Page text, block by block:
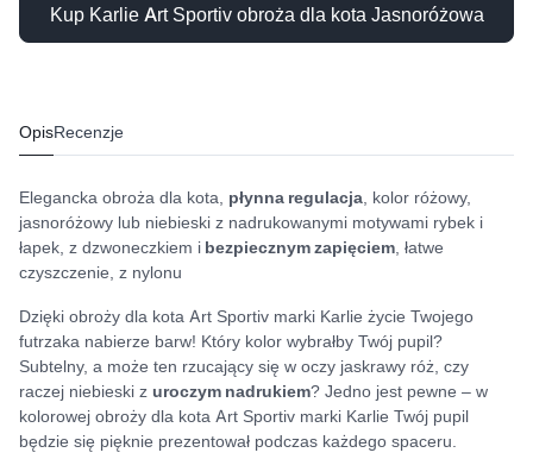
Kup Karlie Art Sportiv obroża dla kota Jasnoróżowa
OpisRecenzje
Elegancka obroża dla kota, płynna regulacja , kolor różowy,
jasnoróżowy lub niebieski z nadrukowanymi motywami rybek i
łapek, z dzwoneczkiem i bezpiecznym zapięciem , łatwe
czyszczenie, z nylonu
Dzięki obroży dla kota Art Sportiv marki Karlie życie Twojego
futrzaka nabierze barw! Który kolor wybrałby Twój pupil?
Subtelny, a może ten rzucający się w oczy jaskrawy róż, czy
raczej niebieski z uroczym nadrukiem? Jedno jest pewne – w
kolorowej obroży dla kota Art Sportiv marki Karlie Twój pupil
będzie się pięknie prezentował podczas każdego spaceru.